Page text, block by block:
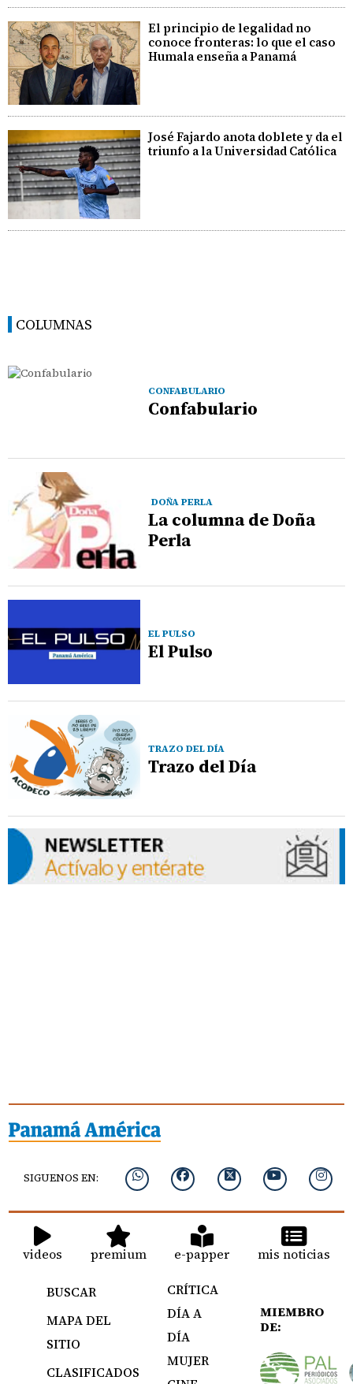
El principio de legalidad no
conoce fronteras: lo que el caso
Humala enseña a Panamá
José Fajardo anota doblete y da el
triunfo a la Universidad Católica
COLUMNAS
CONFABULARIO
Confabulario
DOÑA PERLA
La columna de Doña
Perla
EL PULSO
El Pulso
TRAZO DEL DÍA
Trazo del Día
SIGUENOS EN:
videos premium e-papper mis noticias
BUSCAR
MAPA DEL
SITIO
CLASIFICADOS
CRÍTICA
DÍA A
DÍA
MUJER
MIEMBRO
DE: